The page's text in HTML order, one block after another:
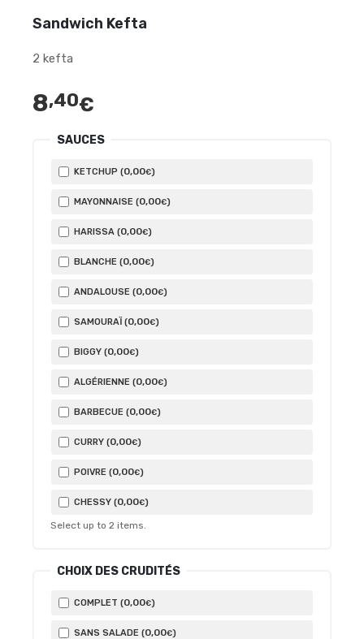
Sandwich Kefta
2 kefta
8,40€
SAUCES
KETCHUP (0,00€)
MAYONNAISE (0,00€)
HARISSA (0,00€)
BLANCHE (0,00€)
ANDALOUSE (0,00€)
SAMOURAÏ (0,00€)
BIGGY (0,00€)
ALGÉRIENNE (0,00€)
BARBECUE (0,00€)
CURRY (0,00€)
POIVRE (0,00€)
CHESSY (0,00€)
Select up to 2 items.
CHOIX DES CRUDITÉS
COMPLET (0,00€)
SANS SALADE (0,00€)